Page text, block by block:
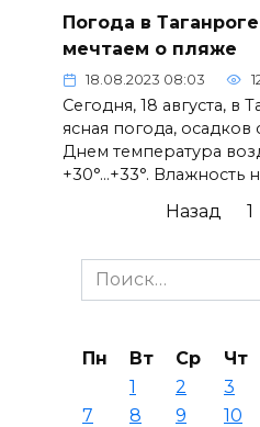
Погода в Таганроге
мечтаем о пляже
18.08.2023 08:03
Сегодня, 18 августа, в
ясная погода,
Днем температура
+30°…+33°. Влажность
Назад 1
Search
for:
Пн Вт Ср Чт
1
2 3
7
8 9 10